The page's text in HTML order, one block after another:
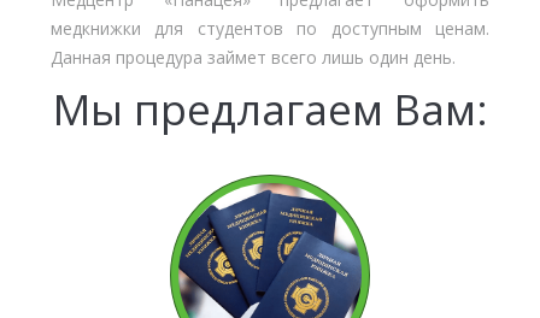
медкнижки для студентов по доступным ценам.
Данная процедура займет всего лишь один день.
Мы предлагаем Вам: